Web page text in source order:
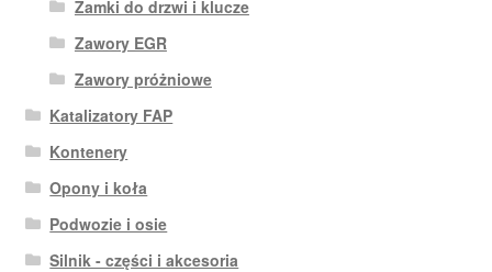
Zamki do drzwi i klucze
Zawory EGR
Zawory próżniowe
Katalizatory FAP
Kontenery
Opony i koła
Podwozie i osie
Silnik - części i akcesoria